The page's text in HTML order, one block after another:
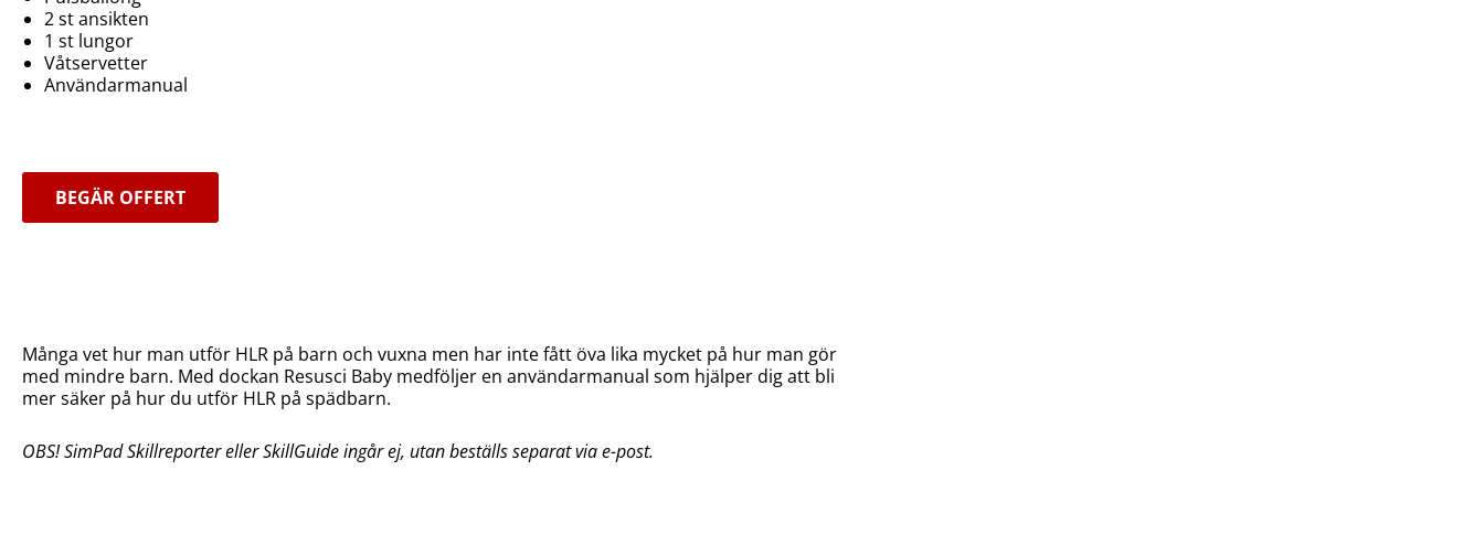
2 st ansikten
1 st lungor
Våtservetter
Användarmanual
BEGÄR OFFERT
Många vet hur man utför HLR på barn och vuxna men har inte fått öva lika mycket på hur man gör
med mindre barn. Med dockan Resusci Baby medföljer en användarmanual som hjälper dig att bli
mer säker på hur du utför HLR på spädbarn.
OBS! SimPad Skillreporter eller SkillGuide ingår ej, utan beställs separat via e-post.